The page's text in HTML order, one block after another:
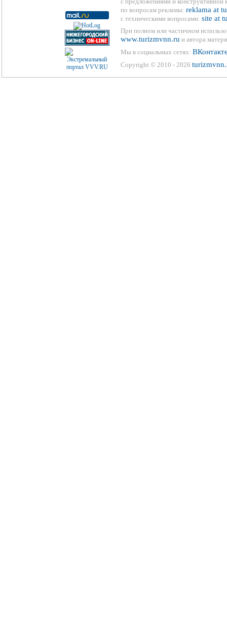
по вопросам рекламы: reklama at
с техническими вопросами: site at
При полном или частичном
www.turizmvnn.ru и автора
Мы в социальных сетях:
Copyright © 2010 - 2026